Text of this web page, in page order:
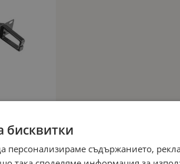
бисквитки
персонализираме съдържанието,